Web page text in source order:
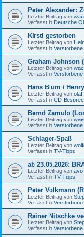
Peter Alexander:
Letzter Beitrag von
Verfasst in Deutsche
Kirsti gestorben
Letzter Beitrag von
Verfasst in
Graham Johnson
Letzter Beitrag von
Verfasst in
Hans Blum /
Letzter Beitrag von olaf
Verfasst in CD-
Bernd Zamulo
Letzter Beitrag von
Verfasst in
Schlager-Spaß
Letzter Beitrag von
Verfasst in TV-Tipps
ab 23.05.2026:
Letzter Beitrag von avo
Verfasst in TV-Tipps
Peter Volkmann
Letzter Beitrag von
Verfasst in
Rainer Nitschke
Letzter Beitrag von
Verfasst in